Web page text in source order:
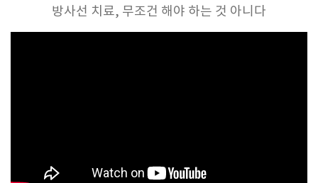
방사선 치료, 무조건 해야 하는 것 아니다